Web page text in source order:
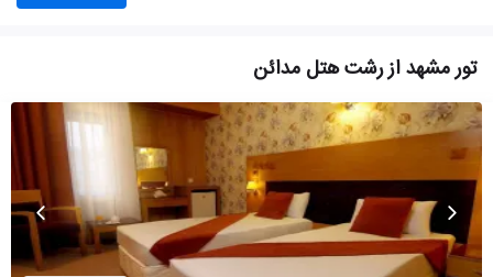
تور مشهد از رشت هتل مدائن